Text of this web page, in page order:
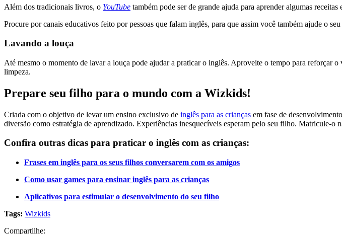
Além dos tradicionais livros, o YouTube também pode ser de grande ajuda para aprender algumas
Procure por canais educativos feito por pessoas que falam inglês, para que assim você também ajude o
Lavando a louça
Até mesmo o momento de lavar a louça pode ajudar a praticar o inglês. Aproveite o tempo para reforçar
limpeza.
Prepare seu filho para o mundo com a Wizkids!
Criada com o objetivo de levar um ensino exclusivo de inglês para as crianças em fase de
diversão como estratégia de aprendizado. Experiências inesquecíveis esperam pelo seu filho. Matricule-o
Confira outras dicas para praticar o inglês com as crianças:
Frases em inglês para os seus filhos conversarem com os amigos
Como usar games para ensinar inglês para as crianças
Aplicativos para estimular o desenvolvimento do seu filho
Tags: Wizkids
Compartilhe: